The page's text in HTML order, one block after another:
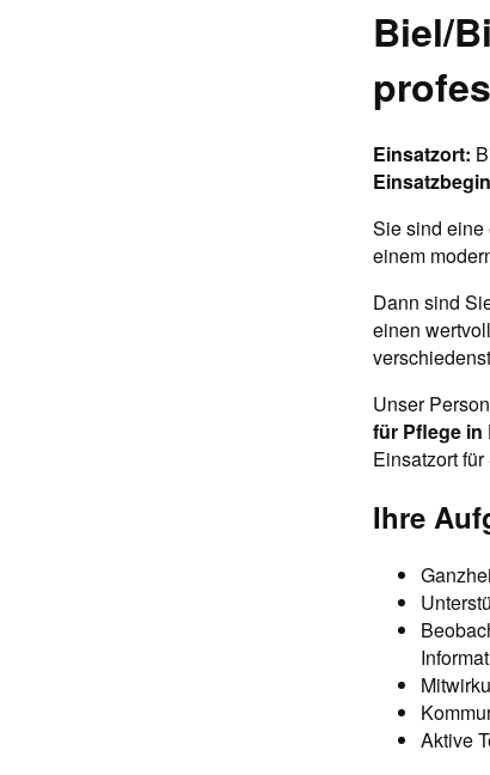
Biel/
Einsatzort:
Sie sind eine
einem
Dann sind
einen
Unser
für Pflege in
Einsatzort für
Ihre
Aktive